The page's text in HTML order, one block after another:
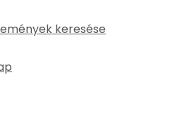
keresése